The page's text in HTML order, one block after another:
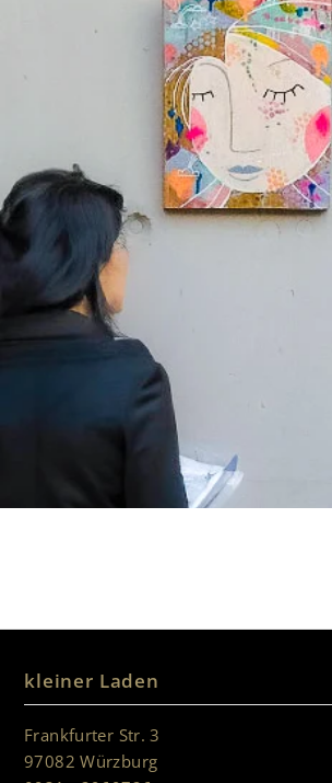
kleiner Laden
Frankfurter Str. 3
97082 Würzburg